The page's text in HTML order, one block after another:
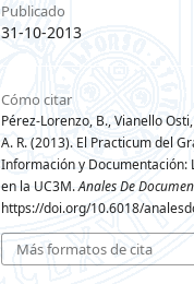
Publicado
31-10-2013
Cómo citar
Pérez-Lorenzo, B., Vianello
A. R. (2013). El Practicum del
Información y Documentación:
en la UC3M.Anales De
https://doi.org/10.6018/
Más formatos de cita